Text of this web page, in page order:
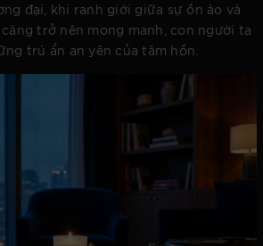
đại, khi ranh giới giữa sự ồn ào và
trở nên mong manh, con người ta
trú ẩn an yên của tâm hồn.